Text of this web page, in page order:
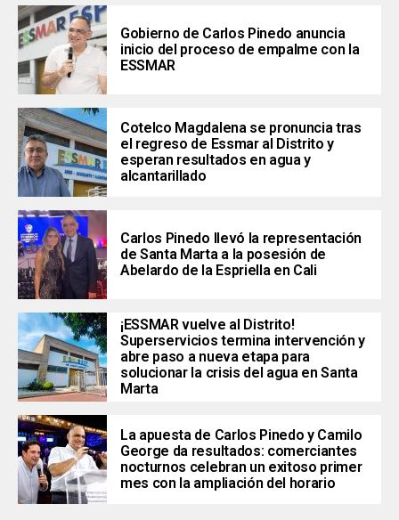
Gobierno de Carlos Pinedo anuncia
inicio del proceso de empalme con la
ESSMAR
Cotelco Magdalena se pronuncia tras
el regreso de Essmar al Distrito y
esperan resultados en agua y
alcantarillado
Carlos Pinedo llevó la representación
de Santa Marta a la posesión de
Abelardo de la Espriella en Cali
¡ESSMAR vuelve al Distrito!
Superservicios termina intervención y
abre paso a nueva etapa para
solucionar la crisis del agua en Santa
Marta
La apuesta de Carlos Pinedo y Camilo
George da resultados: comerciantes
nocturnos celebran un exitoso primer
mes con la ampliación del horario